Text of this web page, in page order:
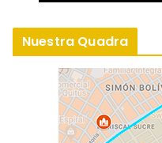
Nuestra Quadra